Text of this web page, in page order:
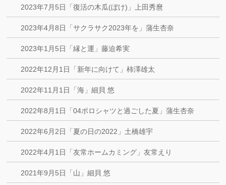
2023年7月5日「復活の木瓜(ぼけ)」上田秀麿
2023年4月8日「サクラサク2023年を」蒲生杏奈
2023年1月5日「縁と運」藤迫希実
2022年12月1日「新年に向けて」柿澤雄太
2022年11月1日「海」細貝 悠
2022年8月1日「04ポロシャツと過ごした夏」蒲生杏奈
2022年6月2日「夏の日の2022」土橋雄宇
2022年4月1日「友常ホームカミング」友常えり
2021年9月5日「山」細貝 悠